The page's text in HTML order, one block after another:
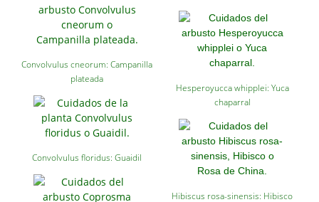
Convolvulus cneorum: Campanilla
plateada
Convolvulus floridus: Guaidil
Hesperoyucca whipplei: Yuca
chaparral
Hibiscus rosa-sinensis: Hibisco